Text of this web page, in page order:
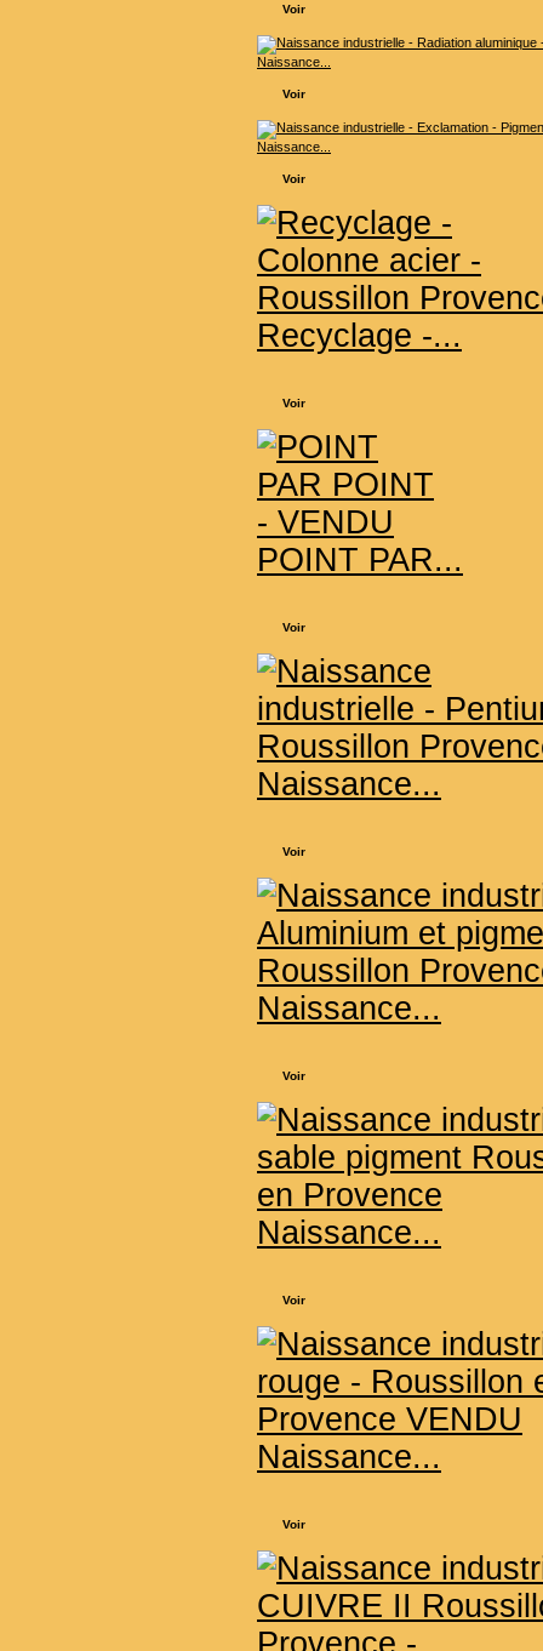
Voir
Naissance...
Voir
Naissance...
Voir
Recyclage -...
Voir
POINT PAR...
Voir
Naissance...
Voir
Naissance...
Voir
Naissance...
Voir
Naissance...
Voir